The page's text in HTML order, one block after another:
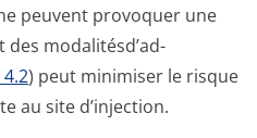
peuvent provoquer une
des modalitésd’ad­
) peut minimiser le risque
au site d’injection.